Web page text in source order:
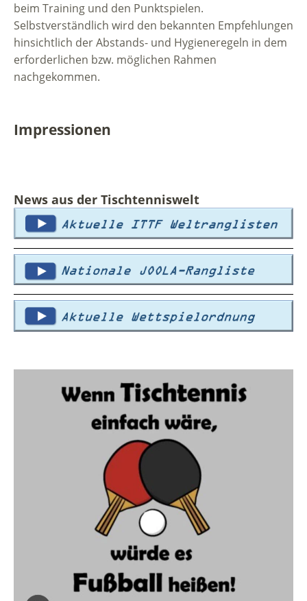
beim Training und den Punktspielen.
Selbstverständlich wird den bekannten Empfehlungen
hinsichtlich der Abstands- und Hygieneregeln in dem
erforderlichen bzw. möglichen Rahmen
nachgekommen.
Impressionen
News aus der Tischtenniswelt